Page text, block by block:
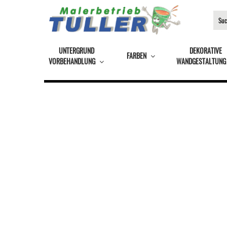
UNTERGRUND
VORBEHANDLUNG
FARBEN
DEKORATIVE
WANDGESTALTUNG